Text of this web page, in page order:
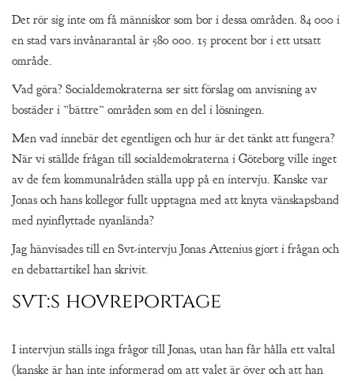
Det rör sig inte om få människor som bor i dessa områden. 84 000 i
en stad vars invånarantal är 580 000. 15 procent bor i ett utsatt
område.
Vad göra? Socialdemokraterna ser sitt förslag om anvisning av
bostäder i ”bättre” områden som en del i lösningen.
Men vad innebär det egentligen och hur är det tänkt att fungera?
När vi ställde frågan till socialdemokraterna i Göteborg ville inget
av de fem kommunalråden ställa upp på en intervju. Kanske var
Jonas och hans kollegor fullt upptagna med att knyta vänskapsband
med nyinflyttade nyanlända?
Jag hänvisades till en Svt-intervju Jonas Attenius gjort i frågan och
en debattartikel han skrivit.
svt:s hovreportage
I intervjun ställs inga frågor till Jonas, utan han får hålla ett valtal
(kanske är han inte informerad om att valet är över och att han